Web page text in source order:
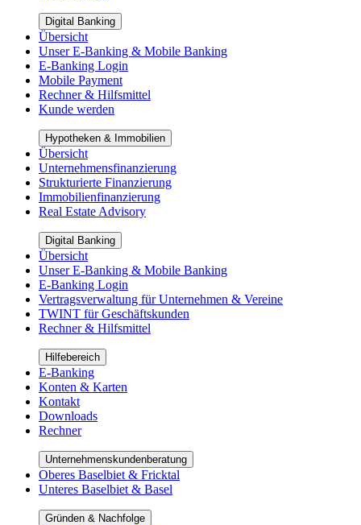
Digital Banking
Übersicht
Unser E-Banking & Mobile Banking
E-Banking Login
Mobile Payment
Rechner & Hilfsmittel
Kunde werden
Hypotheken & Immobilien
Übersicht
Unternehmensfinanzierung
Strukturierte Finanzierung
Immobilienfinanzierung
Real Estate Advisory
Digital Banking
Übersicht
Unser E-Banking & Mobile Banking
E-Banking Login
Vertragsverwaltung für Unternehmen & Vereine
TWINT für Geschäftskunden
Rechner & Hilfsmittel
Hilfebereich
E-Banking
Konten & Karten
Kontakt
Downloads
Rechner
Unternehmenskundenberatung
Oberes Baselbiet & Fricktal
Unteres Baselbiet & Basel
Gründen & Nachfolge